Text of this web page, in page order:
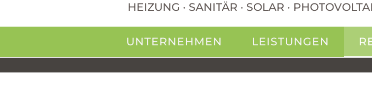
HEIZUNG · SANITÄR · SOLAR ·
UNTERNEHMEN LEISTUNGEN